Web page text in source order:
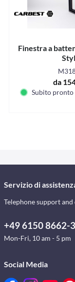
Finestra a
da
Subito pronto
Servizio di
Telephone support
+49 6150 8662-
Mon-Fri, 10 am - 5 pm
Social Media